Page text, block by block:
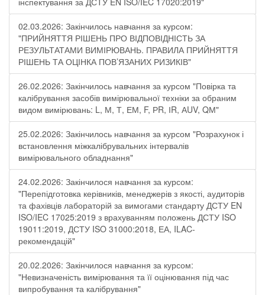
02.03.2026: Закінчилось навчання за курсом:
"ПРИЙНЯТТЯ РІШЕНЬ ПРО ВІДПОВІДНІСТЬ ЗА
РЕЗУЛЬТАТАМИ ВИМІРЮВАНЬ. ПРАВИЛА ПРИЙНЯТТЯ
РІШЕНЬ ТА ОЦІНКА ПОВ’ЯЗАНИХ РИЗИКІВ"
26.02.2026: Закінчилось навчання за курсом "Повірка та
калібрування засобів вимірювальної техніки за обраним
видом вимірювань: L, М, Т, ЕМ, F, РR, ІR, АUV, QМ"
25.02.2026: Закінчилось навчання за курсом "Розрахунок і
встановлення міжкалібрувальних інтервалів
вимірювального обладнання"
24.02.2026: Закінчилося навчання за курсом:
"Перепідготовка керівників, менеджерів з якості, аудиторів
та фахівців лабораторій за вимогами стандарту ДСТУ EN
ISO/IEC 17025:2019 з врахуванням положень ДСТУ ISO
19011:2019, ДСТУ ISO 31000:2018, ЕА, ILAC-
рекомендацій"
20.02.2026: Закінчилося навчання за курсом:
"Невизначеність вимірювання та її оцінювання під час
випробування та калібрування"